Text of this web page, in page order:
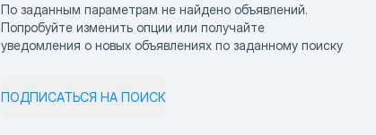
По заданным параметрам не найдено объявлений.
Попробуйте изменить опции или получайте
уведомления о новых объявлениях по заданному поиску
ПОДПИСАТЬСЯ НА ПОИСК